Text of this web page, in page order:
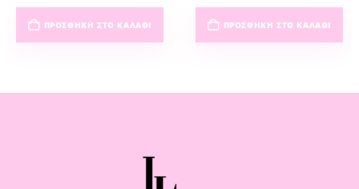
ΠΡΟΣΘΉΚΗ ΣΤΟ ΚΑΛΆΘΙ ΠΡΟΣΘΉΚΗ ΣΤΟ ΚΑΛΆΘΙ